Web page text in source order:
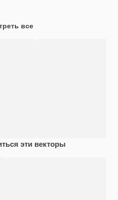
все
эти векторы